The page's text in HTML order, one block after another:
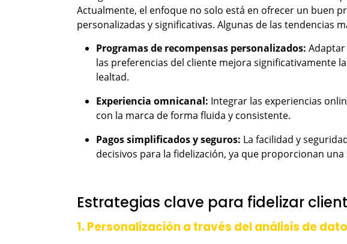
Actualmente, el enfoque no solo está en ofrecer un buen
personalizadas y significativas. Algunas de las tendencias
Programas de recompensas personalizados:
las preferencias del cliente mejora significativamente
lealtad.
Experiencia omnicanal: Integrar las experiencias
con la marca de forma fluida y consistente.
Pagos simplificados y seguros: La facilidad y
decisivos para la fidelización, ya que proporcionan
Estrategias clave para fidelizar
1. Personalización a través del análisis de